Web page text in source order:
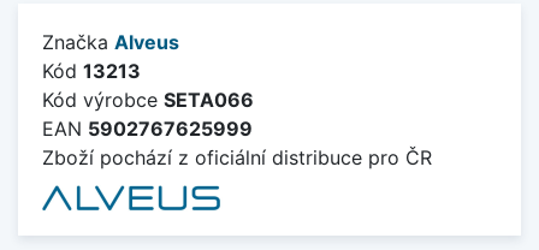
Značka Alveus
Kód 13213
Kód výrobce SETA066
EAN 5902767625999
Zboží pochází z oficiální distribuce pro ČR